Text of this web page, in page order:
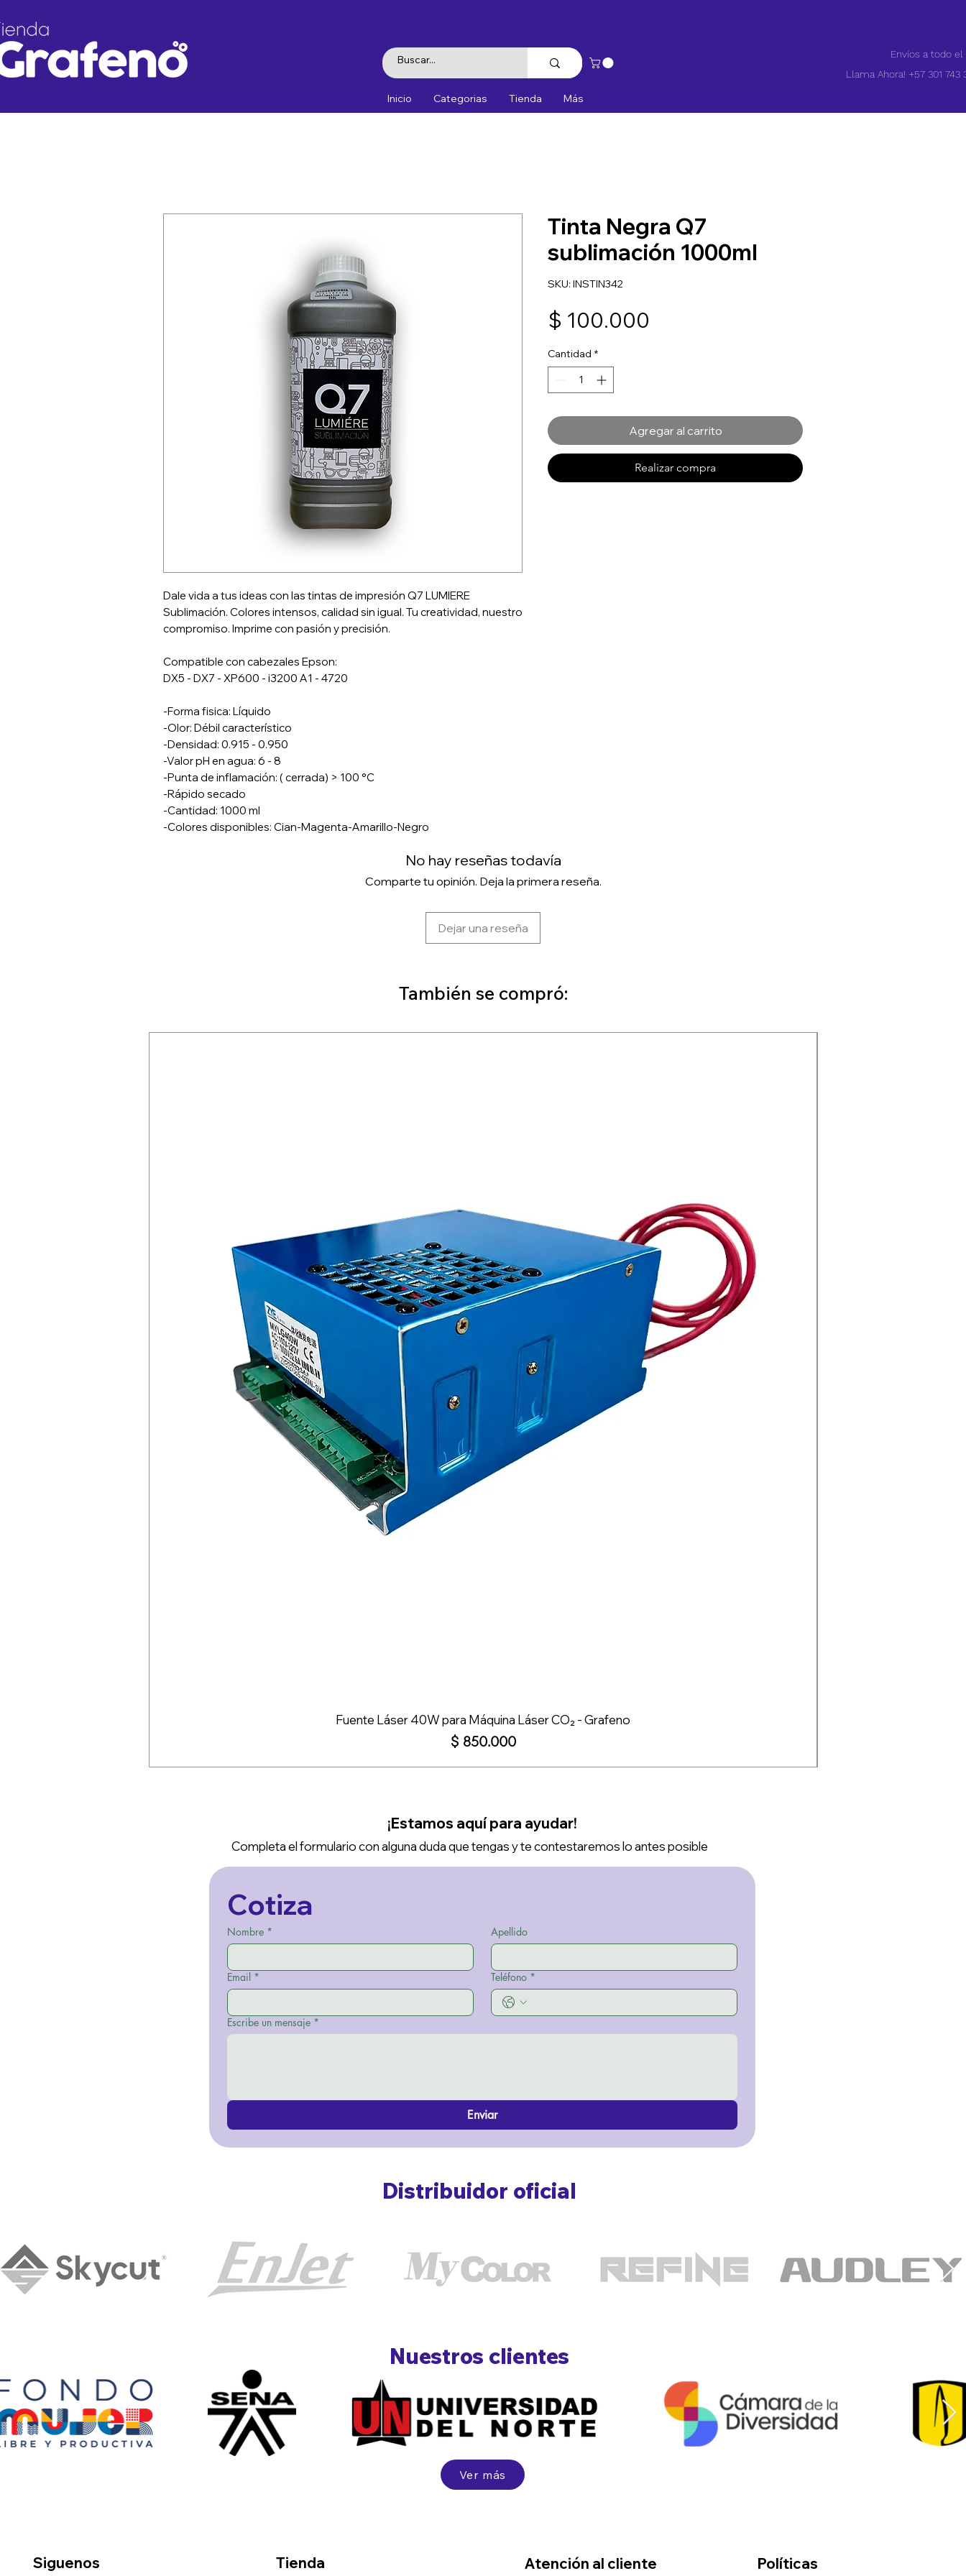
Envíos a todo el
Llama Ahora! +57 301 743
Inicio Categorias Tienda Más
Dale vida a tus ideas con las tintas de impresión Q7 LUMIERE
Sublimación. Colores intensos, calidad sin igual. Tu creatividad, nuestro
compromiso. lmprime con pasión y precisión.
Compatible con cabezales Epson:
DX5 - DX7 - XP600 - i3200 A1 - 4720
-Forma fisica: Líquido
-Olor: Débil característico
-Densidad: 0.915 - 0.950
-Valor pH en agua: 6 - 8
-Punta de inflamación: ( cerrada) > 100 °C
-Rápido secado
-Cantidad: 1000 ml
-Colores disponibles: Cian-Magenta-Amarillo-Negro
Tinta Negra Q7
sublimación 1000ml
SKU: INSTIN342
$ 100.000
Cantidad *
Agregar al carrito
Realizar compra
No hay reseñas todavía
Comparte tu opinión. Deja la primera reseña.
Dejar una reseña
También se compró:
Fuente Láser 40W para Máquina Láser CO₂ - Grafeno
Precio
$ 850.000
¡Estamos aquí para ayudar!
Completa el formulario con alguna duda que tengas y te contestaremos lo antes posible
Cotiza
Nombre * Apellido
Email * Teléfono *
Escribe un mensaje *
Enviar
Distribuidor oficial
Nuestros clientes
Ver más
Siguenos Tienda Atención al cliente Políticas